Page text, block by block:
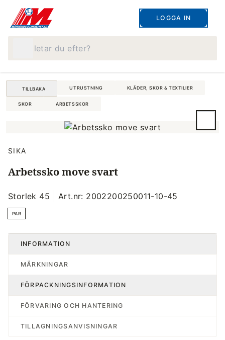
LOGGA IN
TILLBAKA UTRUSTNING KLÄDER, SKOR & TEXTILIER
SKOR ARBETSSKOR
SIKA
Arbetssko move svart
Storlek 45 Art.nr: 2002200250011-10-45
PAR
INFORMATION
MÄRKNINGAR
FÖRPACKNINGSINFORMATION
FÖRVARING OCH HANTERING
TILLAGNINGSANVISNINGAR